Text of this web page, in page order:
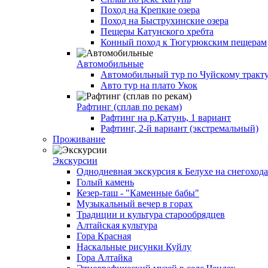
Поход на Крепкие озера
Поход на Быструхинские озера
Пещеры Катунского хребта
Конный поход к Тюгурюкским пещерам
Автомобильные
Автомобильный тур по Чуйскому
Авто тур на плато Укок
Рафтинг (сплав по рекам)
Рафтинг на р.Катунь, 1 вариант
Рафтинг, 2-й вариант (экстремальный)
Проживание
Экскурсии
Однодневная экскурсия к Белухе на
Голый камень
Кезер-таш - "Каменные бабы"
Музыкальный вечер в горах
Традиции и культура старообрядцев
Алтайская культура
Гора Красная
Наскальные рисунки Куйлу
Гора Алтайка